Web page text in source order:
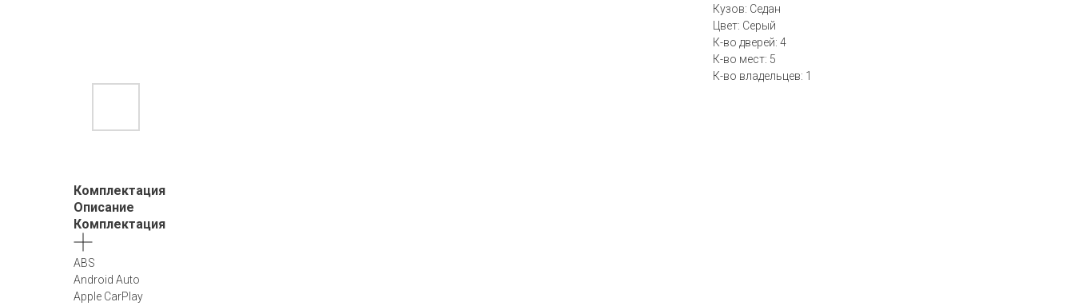
Кузов: Седан
Цвет: Серый
К-во дверей: 4
К-во мест: 5
К-во владельцев: 1
Комплектация
Описание
Комплектация
ABS
Android Auto
Apple CarPlay